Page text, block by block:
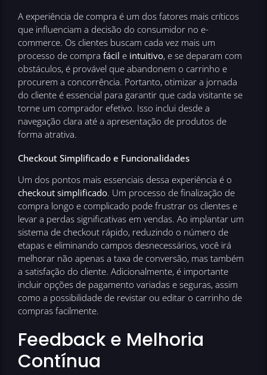
A experiência de compra é um dos fatores mais críticos
que influenciam a decisão do consumidor no e-
commerce. Os clientes buscam cada vez mais um
processo de compra fácil e intuitivo, e se deparam com
obstáculos, é provável que abandonem o carrinho e
procurem a concorrência. Portanto, otimizar a jornada
do cliente é essencial para garantir que cada visitante se
torne um comprador efetivo. Isso inclui desde a
navegação clara até a apresentação de produtos de
forma atrativa.
Checkout Simplificado e Funcionalidades
Um dos pontos mais essenciais dessa experiência é o
checkout simplificado. Um processo de finalização de
compra longo e complicado pode frustrar os clientes e
levar a perdas significativas em vendas. Ao implantar um
sistema de checkout rápido, reduzindo o número de
etapas e eliminando campos desnecessários, você irá
melhorar não apenas a taxa de conversão, mas também
a satisfação do cliente. Adicionalmente, é importante
incluir opções de pagamento variadas e seguras, assim
como a possibilidade de revistar ou editar o carrinho de
compras facilmente.
Feedback e Melhoria
Contínua